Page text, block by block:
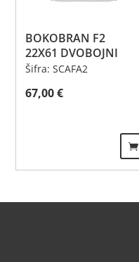
BOKOBRAN F2
22X61 DVOBOJNI
Šifra: SCAFA2
67,00€